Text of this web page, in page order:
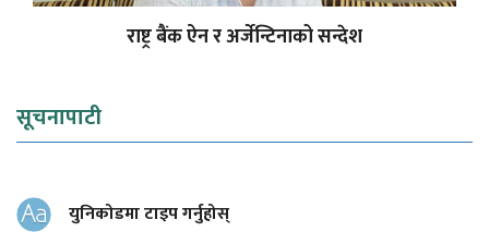
राष्ट्र बैंक ऐन र अर्जेन्टिनाको सन्देश
सूचनापाटी
युनिकोडमा टाइप गर्नुहोस्